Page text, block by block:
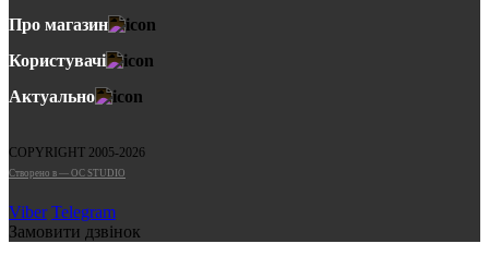
Про магазин
Користувачі
Актуально
COPYRIGHT 2005-2026
Cтворено в — OC STUDIO
Viber Telegram
Замовити дзвінок